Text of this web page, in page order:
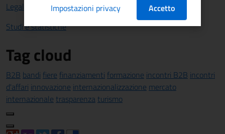
Legalità
Studi e statistiche
Tag cloud
B2B bandi fiere finanziamenti formazione incontri B2B incontri
d'affari innovazione internazionalizzazione mercato
internazionale trasparenzaturismo
Impostazioni privacy
Accetto